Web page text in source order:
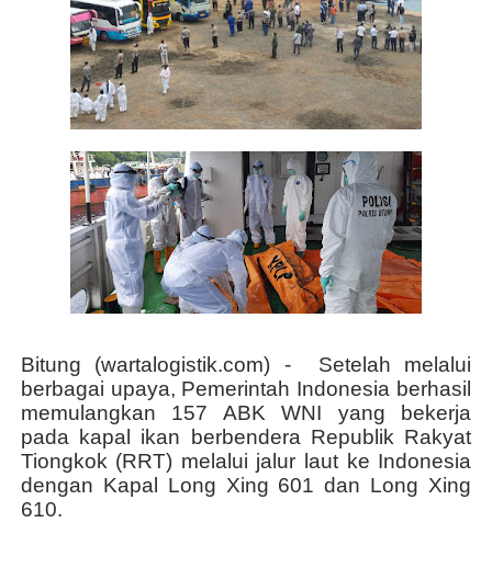
Bitung (wartalogistik.com) -
Setelah melalui
berbagai upaya, Pemerintah Indonesia berhasil
memulangkan 157 ABK WNI yang bekerja
pada kapal ikan berbendera Republik Rakyat
Tiongkok (RRT) melalui jalur laut ke Indonesia
dengan Kapal Long Xing 601 dan Long Xing
610.